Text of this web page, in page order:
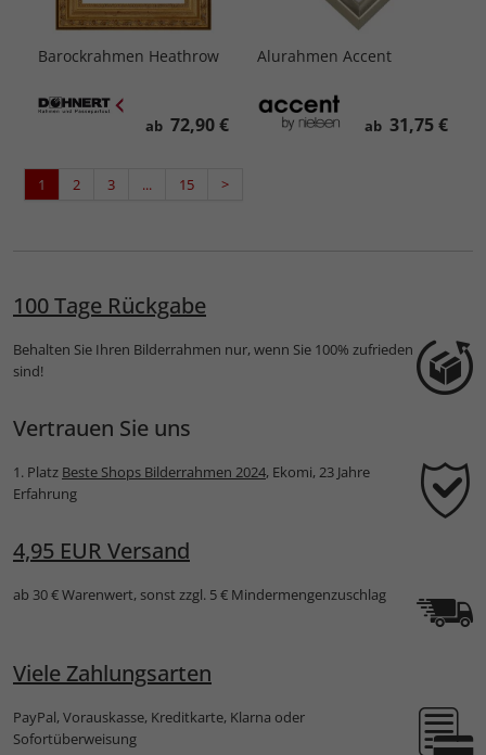
Barockrahmen Heathrow
ab 72,90 €
Alurahmen Accent
ab 31,75 €
1 2 3 ... 15 >
100 Tage Rückgabe
Behalten Sie Ihren Bilderrahmen nur, wenn Sie 100% zufrieden
sind!
Vertrauen Sie uns
1. Platz Beste Shops Bilderrahmen 2024, Ekomi, 23 Jahre
Erfahrung
4,95 EUR Versand
ab 30 € Warenwert, sonst zzgl. 5 € Mindermengenzuschlag
Viele Zahlungsarten
PayPal, Vorauskasse, Kreditkarte, Klarna oder
Sofortüberweisung